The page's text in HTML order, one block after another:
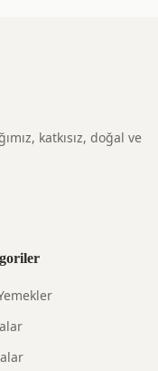
katkısız, doğal ve